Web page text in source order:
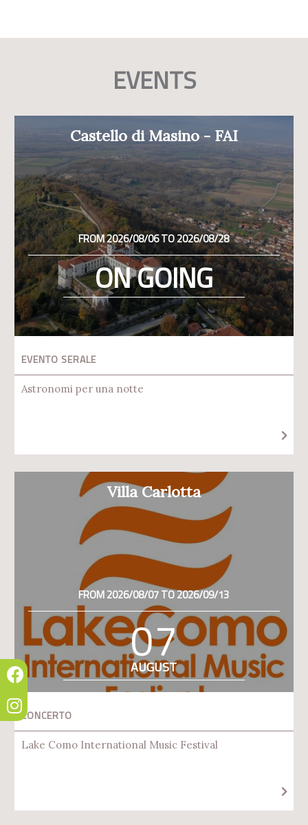
EVENTS
Castello di Masino - FAI
FROM 2026/08/06 TO 2026/08/28
ON GOING
EVENTO SERALE
Astronomi per una notte
Villa Carlotta
FROM 2026/08/07 TO 2026/09/13
07
AUGUST
CONCERTO
Lake Como International Music Festival